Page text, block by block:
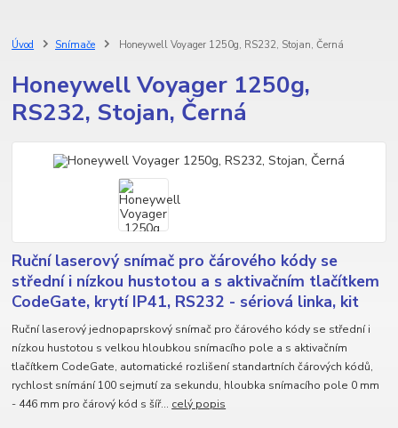
Úvod Snímače Honeywell Voyager 1250g, RS232, Stojan, Černá
Honeywell Voyager 1250g,
RS232, Stojan, Černá
Ruční laserový snímač pro čárového kódy se
střední i nízkou hustotou a s aktivačním tlačítkem
CodeGate, krytí IP41, RS232 - sériová linka, kit
Ruční laserový jednopaprskový snímač pro čárového kódy se střední i
nízkou hustotou s velkou hloubkou snímacího pole a s aktivačním
tlačítkem CodeGate, automatické rozlišení standartních čárových kódů,
rychlost snímání 100 sejmutí za sekundu, hloubka snímacího pole 0 mm
- 446 mm pro čárový kód s šíř... celý popis